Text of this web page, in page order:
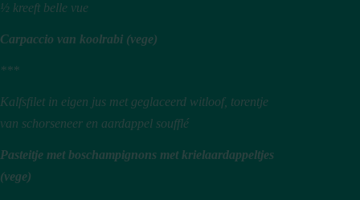
½ kreeft belle vue
Carpaccio van koolrabi (vege)
***
Kalfsfilet in eigen jus met geglaceerd witloof, torentje
van schorseneer en aardappel soufflé
Pasteitje met boschampignons met krielaardappeltjes
(vege)